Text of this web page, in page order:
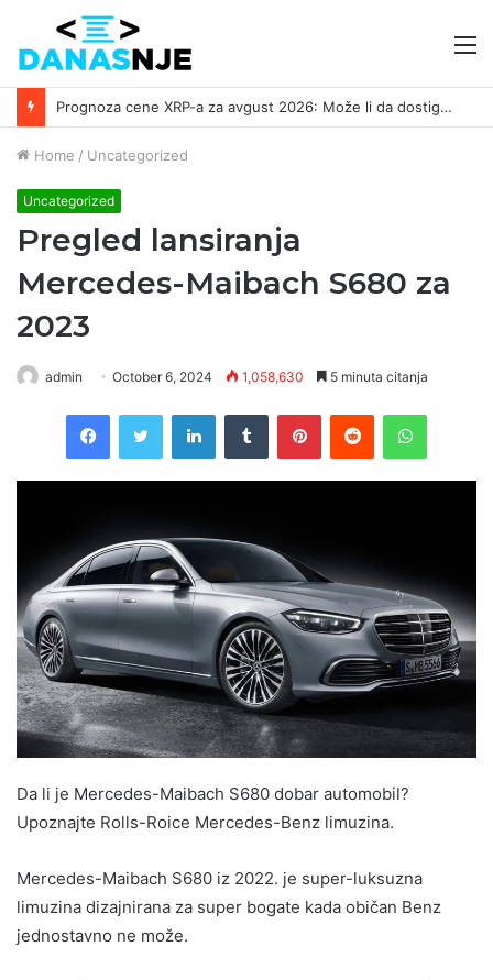
Prognoza cene XRP-a za avgust 2026: Može li da dostigne 1,50 dolara? ￼
Home / Uncategorized
Uncategorized
Pregled lansiranja
Mercedes-Maibach S680 za
2023
admin October 6, 2024 1,058,630 5 minuta citanja
FacebookTwitter LinkedInTumblr PinterestReddit
Da li je Mercedes-Maibach S680 dobar automobil?
Upoznajte Rolls-Roice Mercedes-Benz limuzina.
Mercedes-Maibach S680 iz 2022. je super-luksuzna
limuzina dizajnirana za super bogate kada običan Benz
jednostavno ne može.